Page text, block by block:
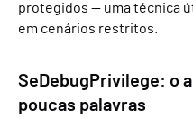
protegidos — uma técnica
em cenários restritos.
SeDebugPrivilege: o
poucas palavras